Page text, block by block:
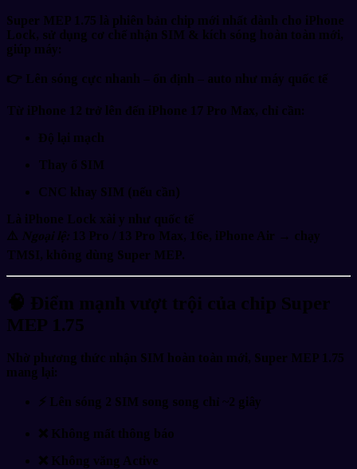
Super MEP 1.75 là phiên bản chip mới nhất dành cho iPhone
Lock, sử dụng cơ chế nhận SIM & kích sóng hoàn toàn mới,
giúp máy:
👉 Lên sóng cực nhanh – ổn định – auto như máy quốc tế
Từ iPhone 12 trở lên đến iPhone 17 Pro Max, chỉ cần:
Độ lại mạch
Thay ổ SIM
CNC khay SIM (nếu cần)
Là iPhone Lock xài y như quốc tế
⚠️ Ngoại lệ: 13 Pro / 13 Pro Max, 16e, iPhone Air → chạy
TMSI, không dùng Super MEP.
🧠 Điểm mạnh vượt trội của chip Super
MEP 1.75
Nhờ phương thức nhận SIM hoàn toàn mới, Super MEP 1.75
mang lại:
⚡ Lên sóng 2 SIM song song chỉ ~2 giây
❌ Không mất thông báo
❌ Không văng Active